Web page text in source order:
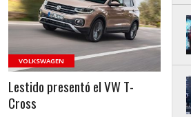
VER NOTA
VOLKSWAGEN
Lestido presentó el VW T-
Cross